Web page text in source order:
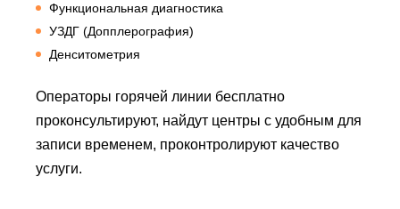
Функциональная диагностика
УЗДГ (Допплерография)
Денситометрия
Операторы горячей линии бесплатно
проконсультируют, найдут центры с удобным для
записи временем, проконтролируют качество
услуги.